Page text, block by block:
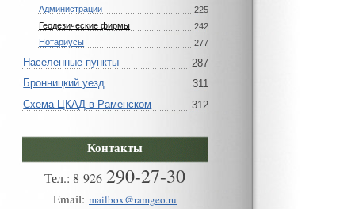
Администрации
225
Геодезические фирмы
242
Нотариусы
277
Населенные пункты
287
Бронницкий уезд
311
Схема ЦКАД в Раменском
312
Контакты
Тел.: 8-926-290-27-30
Email: mailbox@ramgeo.ru